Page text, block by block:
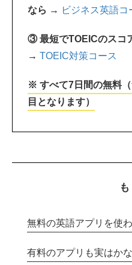
なら → ビジネス英語コ
③ 最短でTOEICのスコ
→ TOEIC対策コース
※ すべて7日間の無料
目となります）
無料の英語アプリを使
有料のアプリも実はか